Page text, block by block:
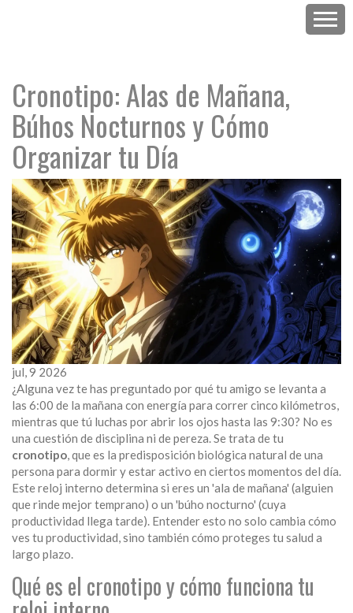
Cronotipo: Alas de Mañana,
Búhos Nocturnos y Cómo
Organizar tu Día
jul, 9 2026
¿Alguna vez te has preguntado por qué tu amigo se levanta a
las 6:00 de la mañana con energía para correr cinco kilómetros,
mientras que tú luchas por abrir los ojos hasta las 9:30? No es
una cuestión de disciplina ni de pereza. Se trata de tu
cronotipo, que es la predisposición biológica natural de una
persona para dormir y estar activo en ciertos momentos del día.
Este reloj interno determina si eres un 'ala de mañana' (alguien
que rinde mejor temprano) o un 'búho nocturno' (cuya
productividad llega tarde). Entender esto no solo cambia cómo
ves tu productividad, sino también cómo proteges tu salud a
largo plazo.
Qué es el cronotipo y cómo funciona tu